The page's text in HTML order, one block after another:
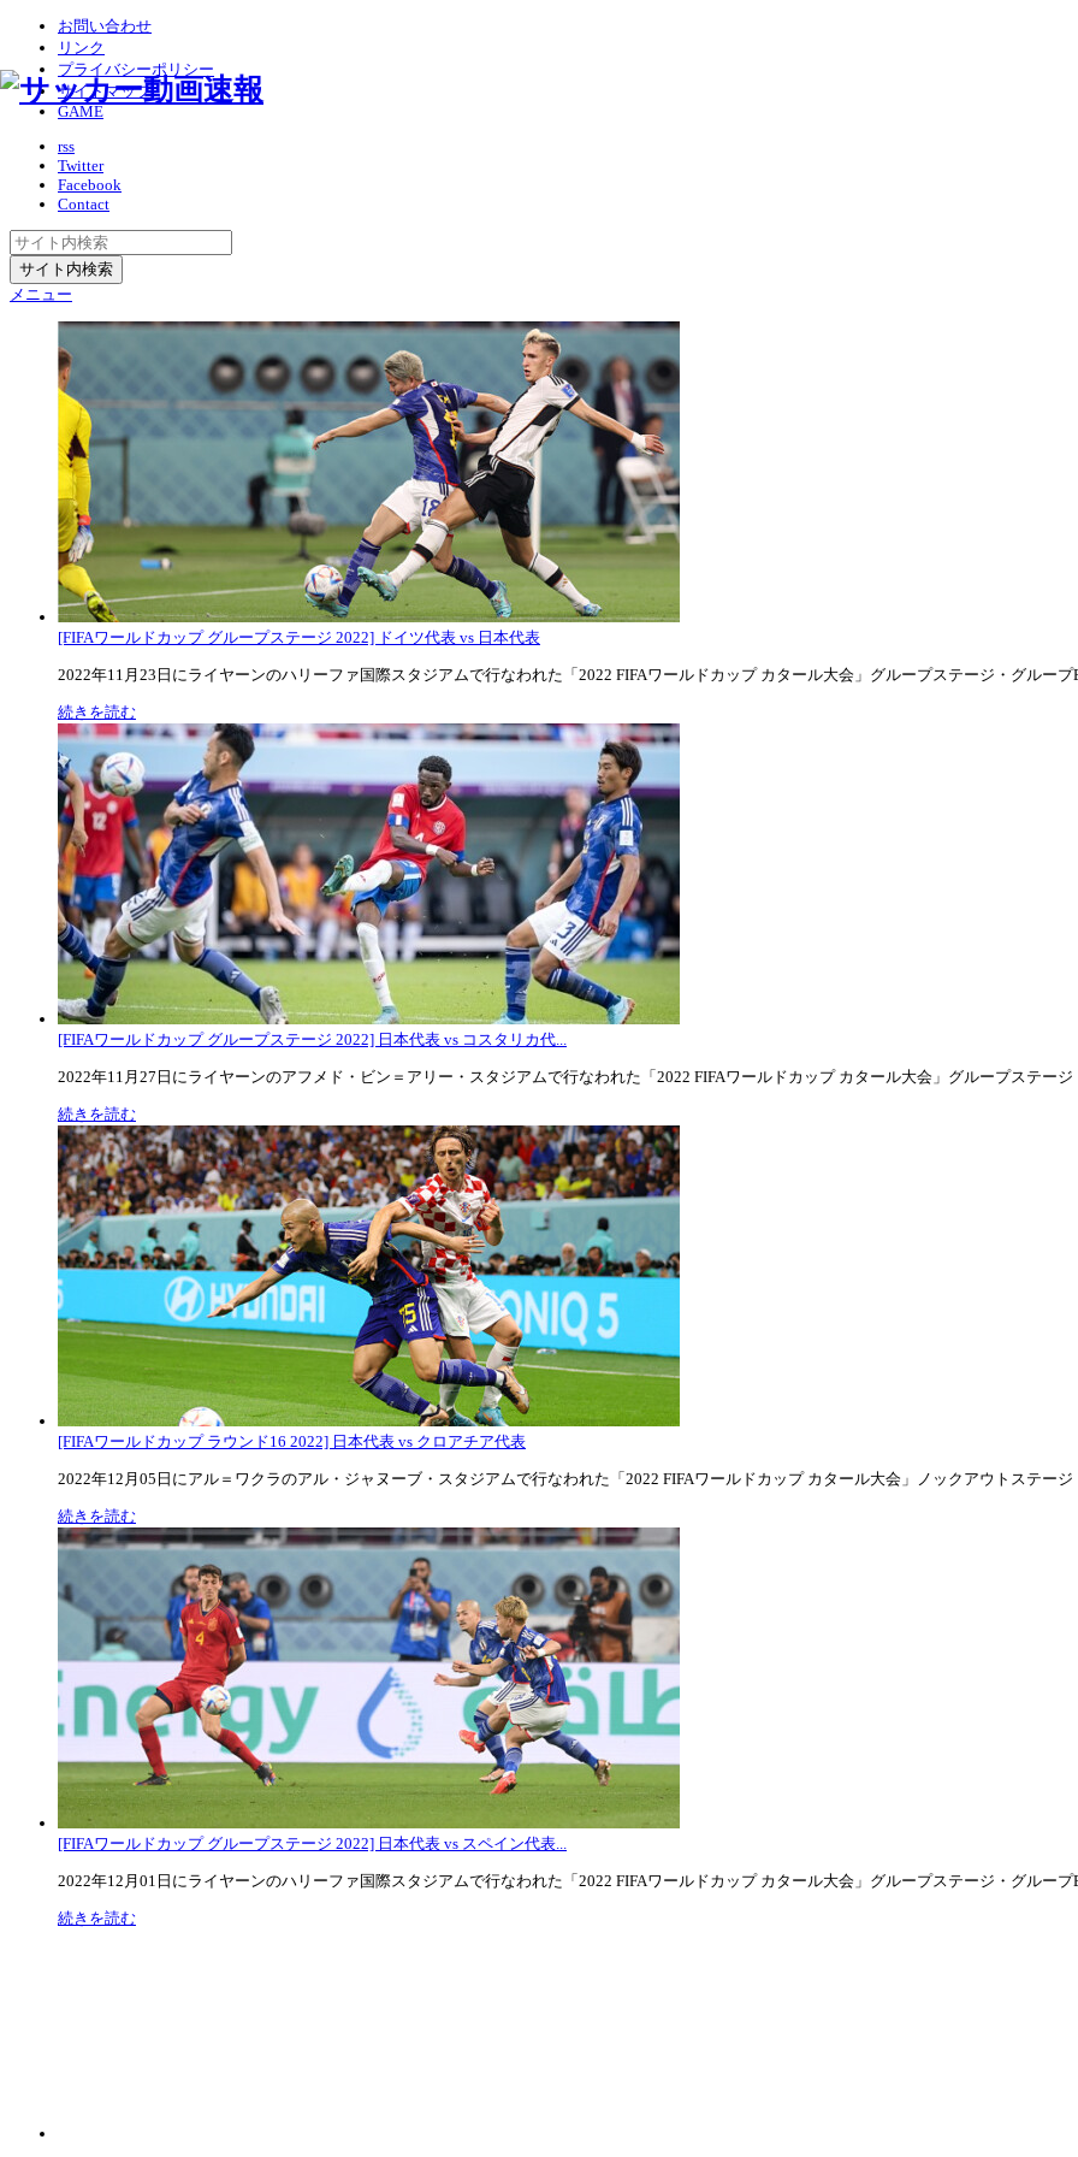
お問い合わせ
リンク
プライバシーポリシー
サイトマップ
GAME
rss
Twitter
Facebook
Contact
メニュー
[FIFAワールドカップ グループステージ 2022] ドイツ代表 vs 日本代表
2022年11月23日にライヤーンのハリーファ国際スタジアムで行なわれた「2022 FIFAワールドカップ カタール大会」グループステージ・グループ
続きを読む
[FIFAワールドカップ グループステージ 2022] 日本代表 vs コスタリカ代...
2022年11月27日にライヤーンのアフメド・ビン＝アリー・スタジアムで行なわれた「2022 FIFAワールドカップ カタール大会」グループステージ
続きを読む
[FIFAワールドカップ ラウンド16 2022] 日本代表 vs クロアチア代表
2022年12月05日にアル＝ワクラのアル・ジャヌーブ・スタジアムで行なわれた「2022 FIFAワールドカップ カタール大会」ノックアウトステージ
続きを読む
[FIFAワールドカップ グループステージ 2022] 日本代表 vs スペイン代表...
2022年12月01日にライヤーンのハリーファ国際スタジアムで行なわれた「2022 FIFAワールドカップ カタール大会」グループステージ・グループ
続きを読む